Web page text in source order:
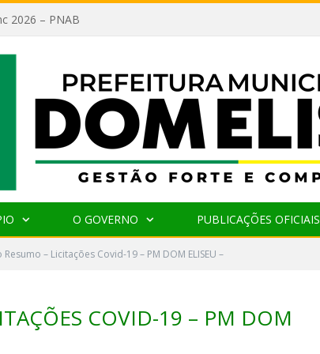
2026 – PNAB
O GOVERNO PUBLICAÇÕES OFICIAIS
– Licitações Covid-19 – PM DOM ELISEU –
COVID-19 – PM DOM